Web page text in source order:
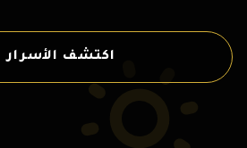
اكتشف الأسرار